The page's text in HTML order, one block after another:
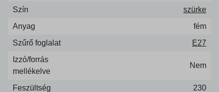
Szín
szürke
Anyag
fém
Szűrő foglalat
E27
Izzó/forrás
mellékelve
Nem
Feszültség
230